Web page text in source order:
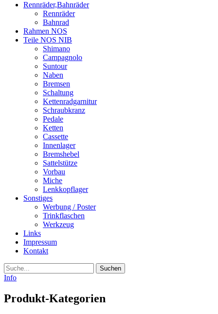
Rennräder,Bahnräder
Rennräder
Bahnrad
Rahmen NOS
Teile NOS NIB
Shimano
Campagnolo
Suntour
Naben
Bremsen
Schaltung
Kettenradgarnitur
Schraubkranz
Pedale
Ketten
Cassette
Innenlager
Bremshebel
Sattelstütze
Vorbau
Miche
Lenkkopflager
Sonstiges
Werbung / Poster
Trinkflaschen
Werkzeug
Links
Impressum
Kontakt
Suche
Info
Produkt-Kategorien